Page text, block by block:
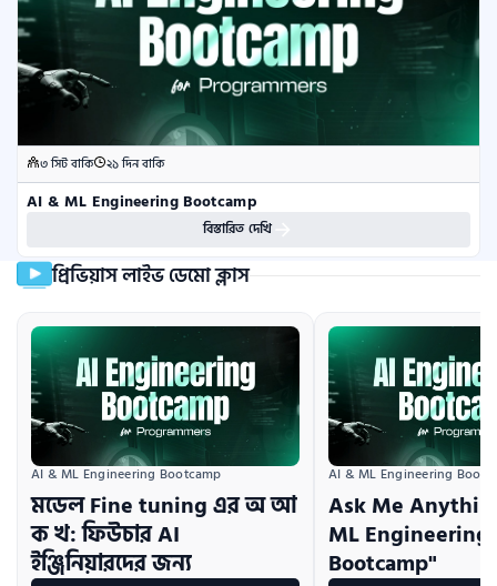
৩ সিট বাকি ২১ দিন বাকি
AI & ML Engineering Bootcamp
বিস্তারিত দেখি
প্রিভিয়াস লাইভ ডেমো ক্লাস
AI & ML Engineering Bootcamp
মডেল Fine tuning এর অ আ
ক খ: ফিউচার AI
ইঞ্জিনিয়ারদের জন্য
AI & ML Engineering
Ask Me
ML Engineering
Bootcamp"